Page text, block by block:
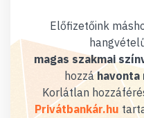
Előfizetőink
magas szakmai
hozzá
Korlátlan
Privátbankár.hu